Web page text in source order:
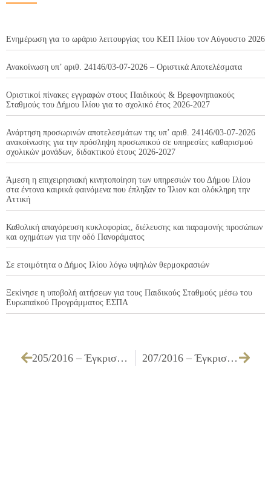
Ενημέρωση για το ωράριο λειτουργίας του ΚΕΠ Ιλίου τον Αύγουστο 2026
Ανακοίνωση υπ’ αριθ. 24146/03-07-2026 – Οριστικά Αποτελέσματα
Οριστικοί πίνακες εγγραφών στους Παιδικούς & Βρεφονηπιακούς
Σταθμούς του Δήμου Ιλίου για το σχολικό έτος 2026-2027
Ανάρτηση προσωρινών αποτελεσμάτων της υπ’ αριθ. 24146/03-07-2026
ανακοίνωσης για την πρόσληψη προσωπικού σε υπηρεσίες καθαρισμού
σχολικών μονάδων, διδακτικού έτους 2026-2027
Άμεση η επιχειρησιακή κινητοποίηση των υπηρεσιών του Δήμου Ιλίου
στα έντονα καιρικά φαινόμενα που έπληξαν το Ίλιον και ολόκληρη την
Αττική
Καθολική απαγόρευση κυκλοφορίας, διέλευσης και παραμονής προσώπων
και οχημάτων για την οδό Πανοράματος
Σε ετοιμότητα ο Δήμος Ιλίου λόγω υψηλών θερμοκρασιών
Ξεκίνησε η υποβολή αιτήσεων για τους Παιδικούς Σταθμούς μέσω του
Ευρωπαϊκού Προγράμματος ΕΣΠΑ
205/2016 – Έγκριση διενέργειας, πίστωσης και διάθεσης ποσού 1.709,70 € με ΦΠΑ και καθορισμού τρόπου εκτέλεσης για την «Ενοικίαση εξοπλισμού για το 10ο Φεστιβάλ των Παιδικών & Βρεφονηπιακών Σταθμών του Δήμου Ιλίου στις 15 & 16 Ιουνίου 2016» 207/2016 – Έγκριση διενέργειας, πίστωσης και καθορισμός τρόπου εκτέλεσης για την «Προμήθεια εξέδρας για την κάλυψη αναγκών του Δήμου»